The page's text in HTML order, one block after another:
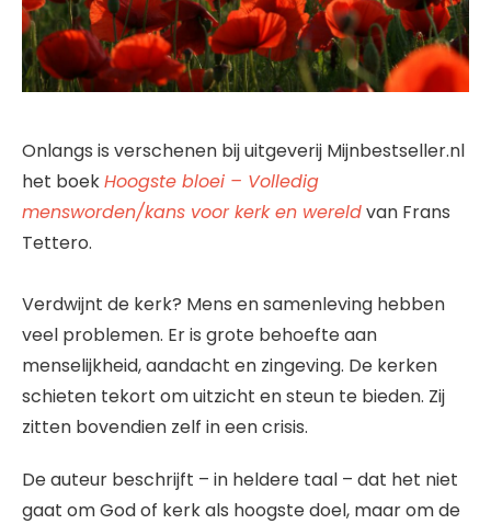
Onlangs is verschenen bij uitgeverij Mijnbestseller.nl
het boekHoogste bloei – Volledig
mensworden/kans voor kerk en wereldvan Frans
Tettero.
Verdwijnt de kerk? Mens en samenleving hebben
veel problemen. Er is grote behoefte aan
menselijkheid, aandacht en zingeving. De kerken
schieten tekort om uitzicht en steun te bieden. Zij
zitten bovendien zelf in een crisis.
De auteur beschrijft – in heldere taal – dat het niet
gaat om God of kerk als hoogste doel, maar om de